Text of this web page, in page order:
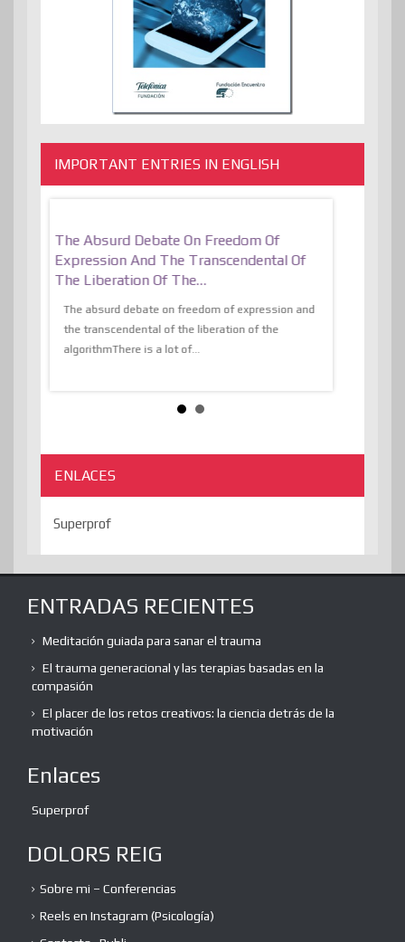
IMPORTANT ENTRIES IN ENGLISH
The Absurd Debate On Freedom Of
Expression And The Transcendental Of
The Liberation Of The…
The absurd debate on freedom of expression and
the transcendental of the liberation of the
algorithmThere is a lot of...
ENLACES
Superprof
ENTRADAS RECIENTES
Meditación guiada para sanar el trauma
El trauma generacional y las terapias basadas en la
compasión
El placer de los retos creativos: la ciencia detrás de la
motivación
Enlaces
Superprof
DOLORS REIG
Sobre mi – Conferencias
Reels en Instagram (Psicología)